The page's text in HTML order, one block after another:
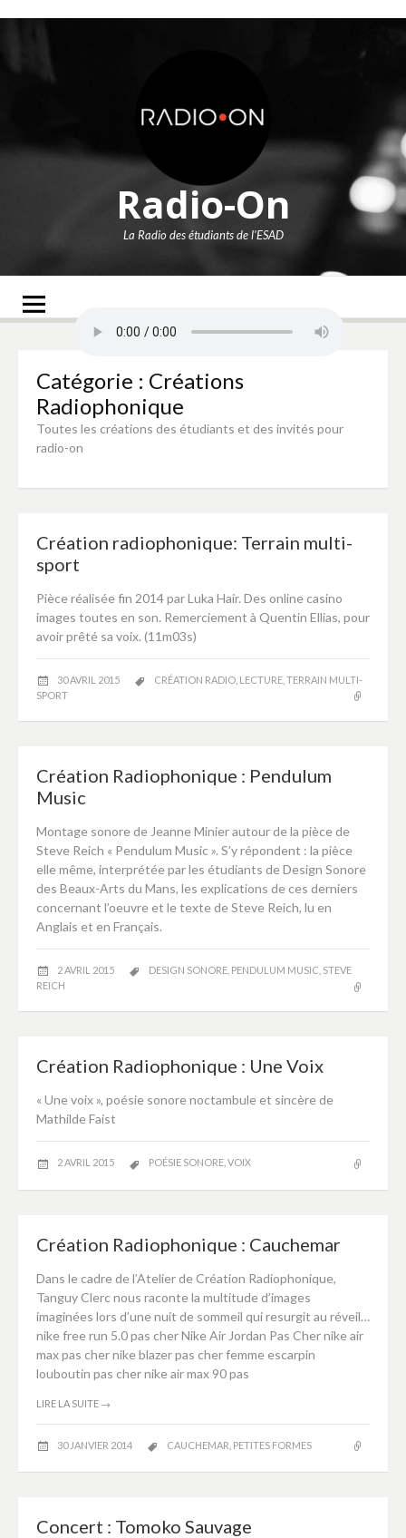
Radio-On
La Radio des étudiants de l'ESAD
Catégorie : Créations
Radiophonique
Toutes les créations des étudiants et des invités pour
radio-on
Création radiophonique: Terrain multi-
sport
Pièce réalisée fin 2014 par Luka Hair. Des online casino
images toutes en son. Remerciement à Quentin Ellias, pour
avoir prêté sa voix. (11m03s)
30 AVRIL 2015 CRÉATION RADIO LECTURE TERRAIN MULTI-
SPORT
Création Radiophonique : Pendulum
Music
Montage sonore de Jeanne Minier autour de la pièce de
Steve Reich « Pendulum Music ». S’y répondent : la pièce
elle même, interprétée par les étudiants de Design Sonore
des Beaux-Arts du Mans, les explications de ces derniers
concernant l’oeuvre et le texte de Steve Reich, lu en
Anglais et en Français.
2 AVRIL 2015 DESIGN SONORE PENDULUM MUSIC STEVE
REICH
Création Radiophonique : Une Voix
« Une voix », poésie sonore noctambule et sincère de
Mathilde Faist
2 AVRIL 2015 POÉSIE SONORE VOIX
Création Radiophonique : Cauchemar
Dans le cadre de l’Atelier de Création Radiophonique,
Tanguy Clerc nous raconte la multitude d’images
imaginées lors d’une nuit de sommeil qui resurgit au réveil…
nike free run 5.0 pas cher Nike Air Jordan Pas Cher nike air
max pas cher nike blazer pas cher femme escarpin
louboutin pas cher nike air max 90 pas
LIRE LA SUITE →
30 JANVIER 2014 CAUCHEMAR PETITES FORMES
Concert : Tomoko Sauvage